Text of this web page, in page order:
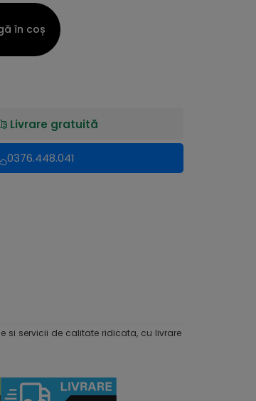
în coș
Livrare gratuită
0376.448.041
si servicii de calitate ridicata, cu livrare